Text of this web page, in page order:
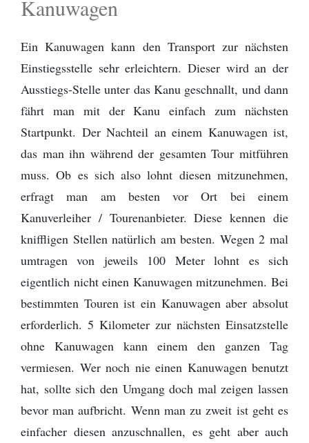
Kanuwagen
Ein Kanuwagen kann den Transport zur nächsten
Einstiegsstelle sehr erleichtern. Dieser wird an der
Ausstiegs-Stelle unter das Kanu geschnallt, und dann
fährt man mit der Kanu einfach zum nächsten
Startpunkt. Der Nachteil an einem Kanuwagen ist,
das man ihn während der gesamten Tour mitführen
muss. Ob es sich also lohnt diesen mitzunehmen,
erfragt man am besten vor Ort bei einem
Kanuverleiher / Tourenanbieter. Diese kennen die
kniffligen Stellen natürlich am besten. Wegen 2 mal
umtragen von jeweils 100 Meter lohnt es sich
eigentlich nicht einen Kanuwagen mitzunehmen. Bei
bestimmten Touren ist ein Kanuwagen aber absolut
erforderlich. 5 Kilometer zur nächsten Einsatzstelle
ohne Kanuwagen kann einem den ganzen Tag
vermiesen. Wer noch nie einen Kanuwagen benutzt
hat, sollte sich den Umgang doch mal zeigen lassen
bevor man aufbricht. Wenn man zu zweit ist geht es
einfacher diesen anzuschnallen, es geht aber auch